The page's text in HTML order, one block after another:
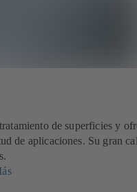
de superficies y
de aplicaciones. Su gran